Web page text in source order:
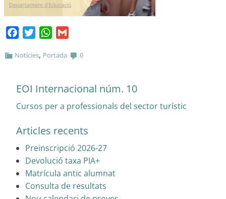
FacebookTwitterWhatsApp
Notícies, Portada 0
EOI Internacional núm. 10
Cursos per a professionals del sector turístic
Articles recents
Preinscripció 2026-27
Devolució taxa PIA+
Matrícula antic alumnat
Consulta de resultats